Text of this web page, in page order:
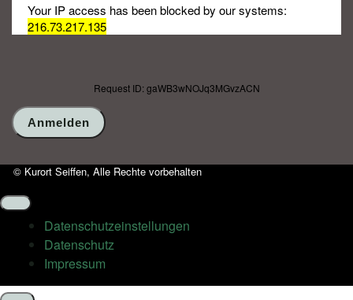
Your IP access has been blocked by our systems:
216.73.217.135
Request ID: gaWB3wNOJq3MGvzACN
© Kurort Seiffen, Alle Rechte vorbehalten
Datenschutz­einstellungen
Datenschutz
Impressum